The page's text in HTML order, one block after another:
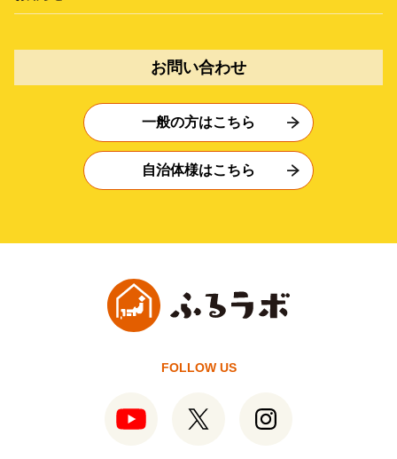
お問い合わせ
一般の方はこちら
自治体様はこちら
FOLLOW US